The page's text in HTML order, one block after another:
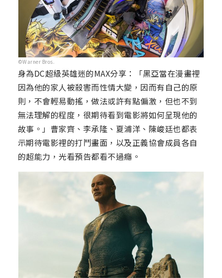
©Warner Bros.
身為DC超級英雄迷的MAX分享：「黑亞當在漫畫裡
因為他的家人被殺害而性情大變，因而有自己的原
則，不會輕易動搖，做法或許有點偏激，但也不到
無法理解的程度，很期待看到電影將如何呈現他的
故事。」曹家齊、李承隆、夏浦洋、陳峻廷也都表
示期待電影裡的打鬥畫面，以及正義協會成員各自
的超能力，光看預告都看不過癮。